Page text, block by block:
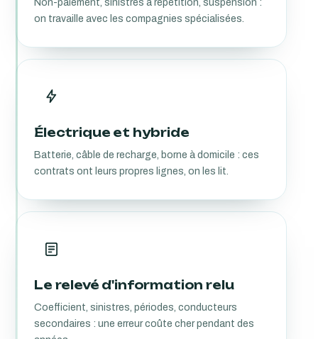
Non-paiement, sinistres à répétition, suspension :
on travaille avec les compagnies spécialisées.
Électrique et hybride
Batterie, câble de recharge, borne à domicile : ces
contrats ont leurs propres lignes, on les lit.
Le relevé d'information relu
Coefficient, sinistres, périodes, conducteurs
secondaires : une erreur coûte cher pendant des